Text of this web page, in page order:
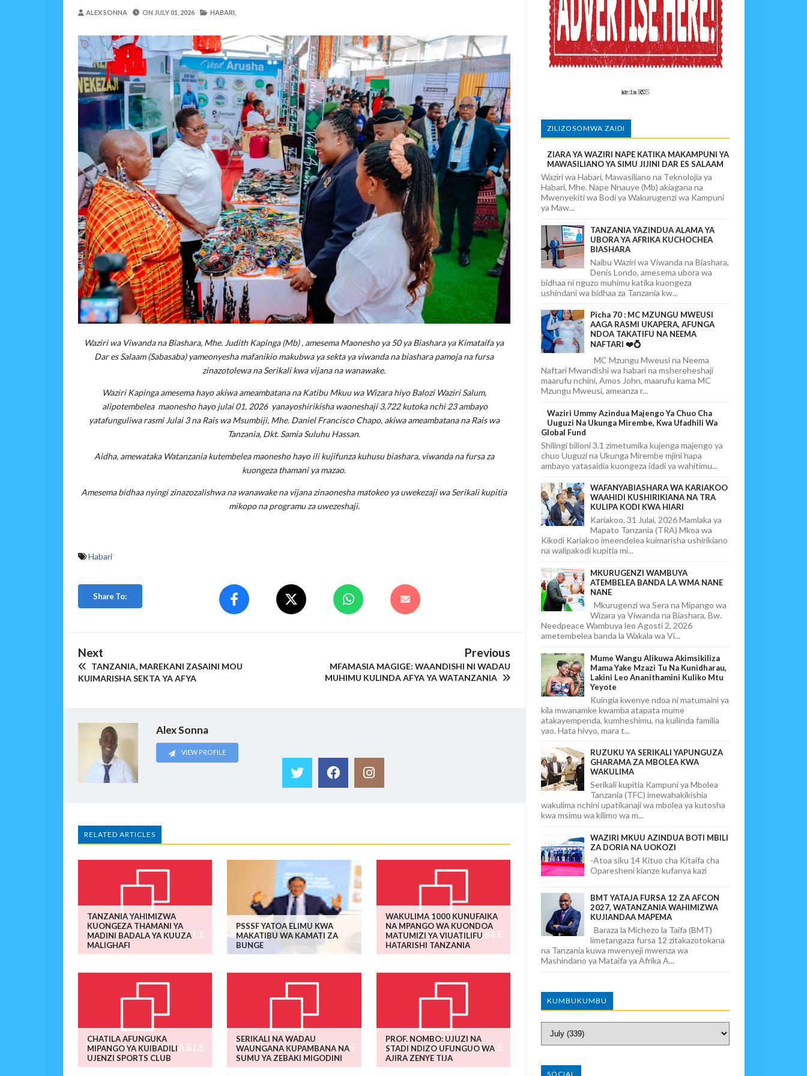
BARRICK NORTH MARA YAZIDI KUBORESHA MAISHA YA WANANCHI TARIME KUPITIA UTEKELEZAJI WA MKAKATI ENDELEVU
WAKULIMA, WAFUGAJI, WAVUVI WAPONGEZWA KWA KUCHANGIA UTOSHELEVU WA CHAKULA NCHINI
MSUMBA-Aug 05 2026
Shamba Langu La Hekari Kumi Lilikuwa Halitoi Mavuno Hata Kidogo Wakati La Jirani Likistawi, Mpaka Laana Ya Ardhi Ilipondolewa
Zawadi-Aug 05 2026
Mume Wangu Alipoteza Hamu Na Mimi Na Kuanza Kutumia Pesa Zote Nje, Mpaka Dawa Ya Mvuto Na Mahaba Iliporudisha Heshima
Zawadi-Aug 05 2026
WMA YAENDELEA KUTOA ELIMU YA VIPIMO SAHIHI NANENANE DODOMA
MSUMBA-Aug 05 2026
KISHINDO CHA NGORONGORO SCHOLARSHIP FUND
Alex Sonna- Aug 05 2026
ALEX SONNA ON JULY 01, 2026 HABARI,
Waziri wa Viwanda na Biashara, Mhe. Judith Kapinga (Mb) , amesema Maonesho ya 50 ya Biashara ya Kimataifa ya
Dar es Salaam (Sabasaba) yameonyesha mafanikio makubwa ya sekta ya viwanda na biashara pamoja na fursa
zinazotolewa na Serikali kwa vijana na wanawake.
Waziri Kapinga amesema hayo akiwa ameambatana na Katibu Mkuu wa Wizara hiyo Balozi Waziri Salum,
alipotembelea maonesho hayo julai 01, 2026 yanayoshirikisha waoneshaji 3,722 kutoka nchi 23 ambayo
yatafunguliwa rasmi Julai 3 na Rais wa Msumbiji, Mhe. Daniel Francisco Chapo, akiwa ameambatana na Rais wa
Tanzania, Dkt. Samia Suluhu Hassan.
Aidha, amewataka Watanzania kutembelea maonesho hayo ili kujifunza kuhusu biashara, viwanda na fursa za
kuongeza thamani ya mazao.
Amesema bidhaa nyingi zinazozalishwa na wanawake na vijana zinaonesha matokeo ya uwekezaji wa Serikali kupitia
mikopo na programu za uwezeshaji.
Habari
Share To:
Next
TANZANIA, MAREKANI ZASAINI MOU
KUIMARISHA SEKTA YA AFYA
Previous
MFAMASIA MAGIGE: WAANDISHI NI WADAU
MUHIMU KULINDA AFYA YA WATANZANIA
Alex Sonna
VIEW PROFILE
RELATED ARTICLES
TANZANIA YAHIMIZWA
KUONGEZA THAMANI YA
MADINI BADALA YA KUUZA
MALIGHAFI
PSSSF YATOA ELIMU KWA
MAKATIBU WA KAMATI ZA
BUNGE
WAKULIMA 1000 KUNUFAIKA
NA MPANGO WA KUONDOA
MATUMIZI YA VIUATILIFU
HATARISHI TANZANIA
CHATILA AFUNGUKA
MIPANGO YA KUIBADILI
UJENZI SPORTS CLUB
SERIKALI NA WADAU
WAUNGANA KUPAMBANA NA
SUMU YA ZEBAKI MIGODINI
PROF. NOMBO: UJUZI NA
STADI NDIZO UFUNGUO WA
AJIRA ZENYE TIJA
ZILIZOSOMWA ZAIDI
ZIARA YA WAZIRI NAPE KATIKA MAKAMPUNI YA
MAWASILIANO YA SIMU JIJINI DAR ES SALAAM
Waziri wa Habari, Mawasiliano na Teknolojia ya
Habari, Mhe. Nape Nnauye (Mb) akiagana na
Mwenyekiti wa Bodi ya Wakurugenzi wa Kampuni
ya Maw...
TANZANIA YAZINDUA ALAMA YA
UBORA YA AFRIKA KUCHOCHEA
BIASHARA
Naibu Waziri wa Viwanda na Biashara,
Denis Londo, amesema ubora wa
bidhaa ni nguzo muhimu katika kuongeza
ushindani wa bidhaa za Tanzania kw...
Picha 70 : MC MZUNGU MWEUSI
AAGA RASMI UKAPERA, AFUNGA
NDOA TAKATIFU NA NEEMA
NAFTARI ❤️💍
MC Mzungu Mweusi na Neema
Naftari Mwandishi wa habari na mshereheshaji
maarufu nchini, Amos John, maarufu kama MC
Mzungu Mweusi, ameanza r...
Waziri Ummy Azindua Majengo Ya Chuo Cha
Uuguzi Na Ukunga Mirembe, Kwa Ufadhili Wa
Global Fund
Shilingi bilioni 3.1 zimetumika kujenga majengo ya
chuo Uuguzi na Ukunga Mirembe mjini hapa
ambayo yatasaidia kuongeza idadi ya wahitimu...
WAFANYABIASHARA WA KARIAKOO
WAAHIDI KUSHIRIKIANA NA TRA
KULIPA KODI KWA HIARI
Kariakoo, 31 Julai, 2026 Mamlaka ya
Mapato Tanzania (TRA) Mkoa wa
Kikodi Kariakoo imeendelea kuimarisha ushirikiano
na walipakodi kupitia mi...
MKURUGENZI WAMBUYA
ATEMBELEA BANDA LA WMA NANE
NANE
Mkurugenzi wa Sera na Mipango wa
Wizara ya Viwanda na Biashara, Bw.
Needpeace Wambuya leo Agosti 2, 2026
ametembelea banda la Wakala wa Vi...
Mume Wangu Alikuwa Akimsikiliza
Mama Yake Mzazi Tu Na Kunidharau,
Lakini Leo Ananithamini Kuliko Mtu
Yeyote
Kuingia kwenye ndoa ni matumaini ya
kila mwanamke kwamba atapata mume
atakayempenda, kumheshimu, na kuilinda familia
yao. Hata hivyo, mara t...
RUZUKU YA SERIKALI YAPUNGUZA
GHARAMA ZA MBOLEA KWA
WAKULIMA
Serikali kupitia Kampuni ya Mbolea
Tanzania (TFC) imewahakikishia
wakulima nchini upatikanaji wa mbolea ya kutosha
kwa msimu wa kilimo wa m...
WAZIRI MKUU AZINDUA BOTI MBILI
ZA DORIA NA UOKOZI
-Atoa siku 14 Kituo cha Kitaifa cha
Oparesheni kianze kufanya kazi
BMT YATAJA FURSA 12 ZA AFCON
2027, WATANZANIA WAHIMIZWA
KUJIANDAA MAPEMA
Baraza la Michezo la Taifa (BMT)
limetangaza fursa 12 zitakazotokana
na Tanzania kuwa mwenyeji mwenza wa
Mashindano ya Mataifa ya Afrika A...
KUMBUKUMBU
SOCIAL